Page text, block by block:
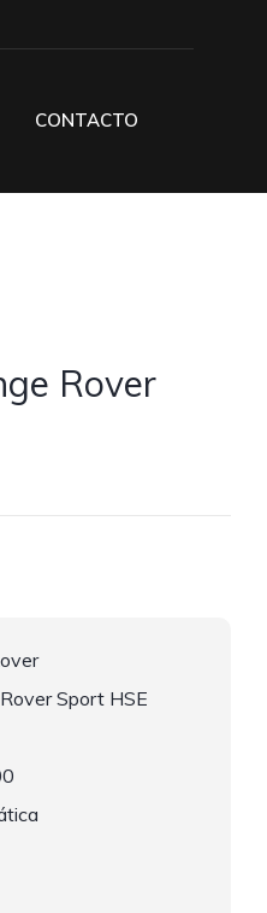
CONTACTO
Rover
Sport HSE